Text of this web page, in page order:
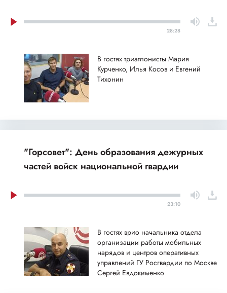
28:28
В гостях триатлонисты Мария
Курченко, Илья Косов и Евгений
Тихонин
"Горсовет": День образования дежурных
частей войск национальной гвардии
23:10
В гостях врио начальника отдела
организации работы мобильных
нарядов и центров оперативных
управлений ГУ Росгвардии по Москве
Сергей Евдокименко